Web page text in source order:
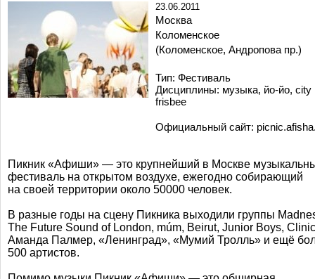
23.06.2011
Москва
Коломенское
(Коломенское, Андропова пр.)
Тип: Фестиваль
Дисциплины: музыка, йо-йо, city
frisbee
Официальный сайт:
Пикник «Афиши» — это крупнейший в Москве
фестиваль на открытом воздухе, ежегодно собирающий
на своей территории около 50000 человек.
В разные годы на сцену Пикника выходили группы
The Future Sound of London, múm, Beirut, Junior Boys,
Аманда Палмер, «Ленинград», «Мумий Тролль» и ещё
500 артистов.